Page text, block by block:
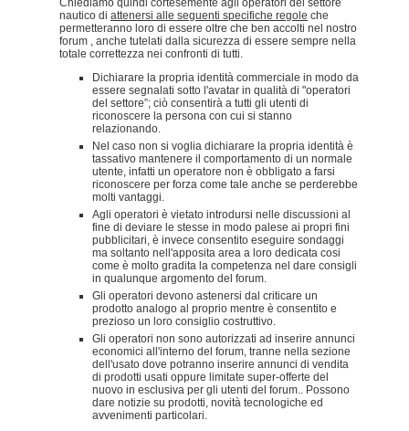
nautico di attenersi alle seguenti specifiche regole che
permetteranno loro di essere oltre che ben accolti nel nostro
forum , anche tutelati dalla sicurezza di essere sempre nella
totale correttezza nei confronti di tutti.
Dichiarare la propria identità commerciale in modo da
essere segnalati sotto l'avatar in qualità di "operatori
del settore”; ciò consentirà a tutti gli utenti di
riconoscere la persona con cui si stanno
relazionando.
Nel caso non si voglia dichiarare la propria identità è
tassativo mantenere il comportamento di un normale
utente, infatti un operatore non è obbligato a farsi
riconoscere per forza come tale anche se perderebbe
molti vantaggi.
Agli operatori è vietato introdursi nelle discussioni al
fine di deviare le stesse in modo palese ai propri fini
pubblicitari, è invece consentito eseguire sondaggi
ma soltanto nell'apposita area a loro dedicata cosi
come è molto gradita la competenza nel dare consigli
in qualunque argomento del forum.
Gli operatori devono astenersi dal criticare un
prodotto analogo al proprio mentre è consentito e
prezioso un loro consiglio costruttivo.
Gli operatori non sono autorizzati ad inserire annunci
economici all'interno del forum, tranne nella sezione
dell'usato dove potranno inserire annunci di vendita
di prodotti usati oppure limitate super-offerte del
nuovo in esclusiva per gli utenti del forum.. Possono
dare notizie su prodotti, novità tecnologiche ed
avvenimenti particolari.